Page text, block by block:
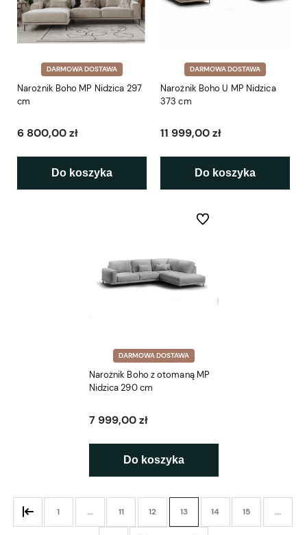
DARMOWA DOSTAWA
Narożnik Boho MP Nidzica 297
cm
6 800,00 zł
Do koszyka
DARMOWA DOSTAWA
Narożnik Boho U MP Nidzica
373 cm
11 999,00 zł
Do koszyka
DARMOWA DOSTAWA
Narożnik Boho z otomaną MP
Nidzica 290 cm
7 999,00 zł
Do koszyka
Do ulubionych
1 ... 11 12 13 14 15 ...